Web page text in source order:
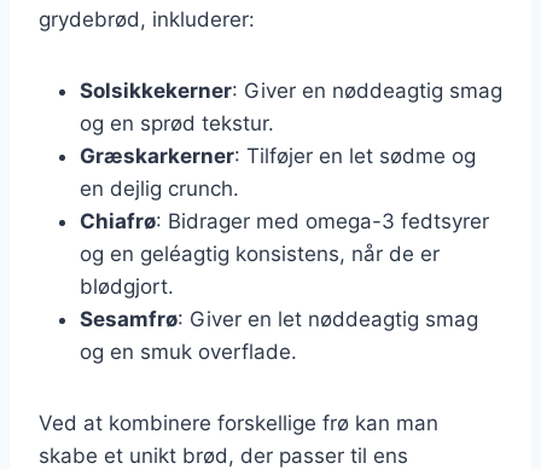
grydebrød, inkluderer:
Solsikkekerner: Giver en nøddeagtig smag
og en sprød tekstur.
Græskarkerner: Tilføjer en let sødme og
en dejlig crunch.
Chiafrø: Bidrager med omega-3 fedtsyrer
og en geléagtig konsistens, når de er
blødgjort.
Sesamfrø: Giver en let nøddeagtig smag
og en smuk overflade.
Ved at kombinere forskellige frø kan man
skabe et unikt brød, der passer til ens